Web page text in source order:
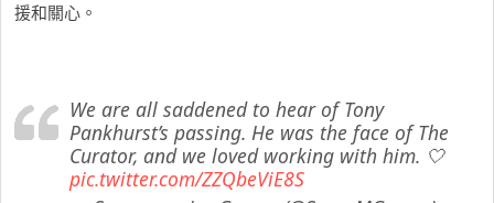
援和關心。
We are all saddened to hear of Tony
Pankhurst’s passing. He was the face of The
Curator, and we loved working with him. 🤍
pic.twitter.com/ZZQbeViE8S